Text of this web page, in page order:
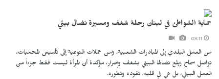
حماية الشواطئ في لبنان رحلة شغف ومسيرة نضال بيئي
من العمل البلدي إلى المبادرات الشعبية، ومن حملات التوعية إلى تأسيس المحميات،
تواصل سماح زيلع نضالها البيئي بشغف وإصرار، مؤكدة أن المرأة ليست فقط جزءاً من
العمل البيئي، بل هي في قلبه، تقوده وتطوره.